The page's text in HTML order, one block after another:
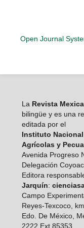
Open Journal
LaRevista
bilingüe y es una
editada por el
Instituto
Agrícolas y
Avenida Progreso
Delegación
Editora
Jarquín:
Campo
Reyes-Texcoco,
Edo. De México,
2222 Ext 85353